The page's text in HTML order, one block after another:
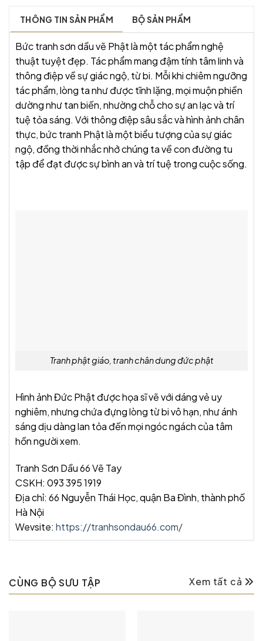
THÔNG TIN SẢN PHẨM BỘ SẢN PHẨM
Bức tranh sơn dầu vẽ Phật là một tác phẩm nghệ
thuật tuyệt đẹp. Tác phẩm mang đậm tính tâm linh và
thông điệp về sự giác ngộ, từ bi. Mỗi khi chiêm ngưỡng
tác phẩm, lòng ta như được tĩnh lặng, mọi muộn phiền
dường như tan biến, nhường chỗ cho sự an lạc và trí
tuệ tỏa sáng. Với thông điệp sâu sắc và hình ảnh chân
thực, bức tranh Phật là một biểu tượng của sự giác
ngộ, đồng thời nhắc nhở chúng ta về con đường tu
tập để đạt được sự bình an và trí tuệ trong cuộc sống.
Tranh phật giáo, tranh chân dung đức phật
Hình ảnh Đức Phật được họa sĩ vẽ với dáng vẻ uy
nghiêm, nhưng chứa đựng lòng từ bi vô hạn, như ánh
sáng dịu dàng lan tỏa đến mọi ngóc ngách của tâm
hồn người xem.
Tranh Sơn Dầu 66 Vẽ Tay
CSKH: 093 395 1919
Địa chỉ: 66 Nguyễn Thái Học, quận Ba Đình, thành phố
Hà Nội
Wevsite: https://tranhsondau66.com/
CÙNG BỘ SƯU TẬP Xem tất cả